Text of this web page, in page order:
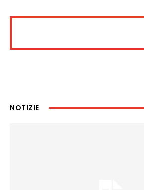
NOTIZIE